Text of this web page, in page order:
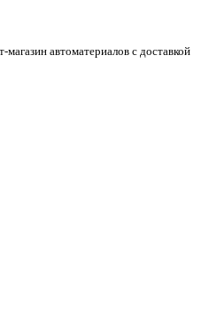
магазин автоматериалов с доставкой